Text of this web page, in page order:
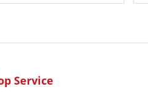
Service